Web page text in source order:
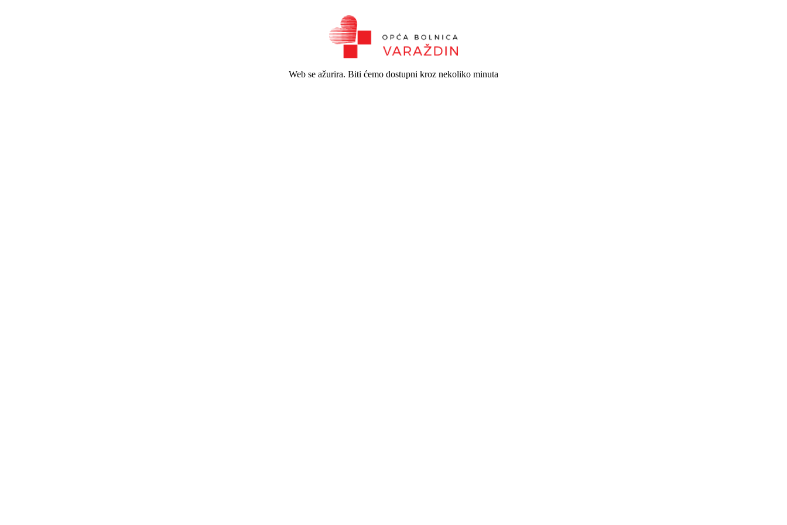
Web se ažurira. Biti ćemo dostupni kroz nekoliko minuta